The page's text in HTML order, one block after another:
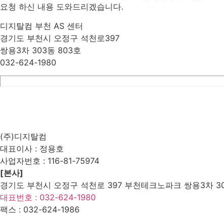
요청 하신 내용 도와드리겠습니다.
디지탈컴 부천 AS 센터
경기도 부천시 오정구 석천로397
쌍용3차 303동 803호
032-624-1980
(주)디지탈컴
대표이사 : 정용호
사업자번호 : 116-81-75974
[본사]
경기도 부천시 오정구 석천로 397 부천테크노파크 쌍용3차
대표번호 : 032-624-1980
팩스 : 032-624-1986